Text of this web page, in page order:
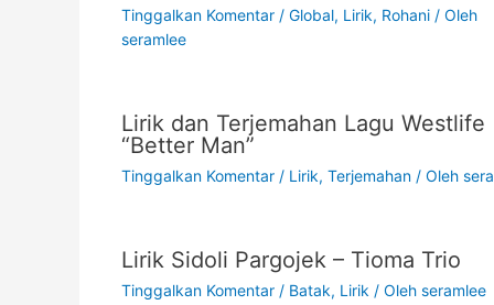
Tinggalkan Komentar / Global, Lirik, Rohani/ Oleh
seramlee
Lirik dan Terjemahan Lagu Westlife
“Better Man”
Tinggalkan Komentar / Lirik, Terjemahan/ Oleh
Lirik Sidoli Pargojek – Tioma Trio
Tinggalkan Komentar / Batak, Lirik / Oleh seramlee